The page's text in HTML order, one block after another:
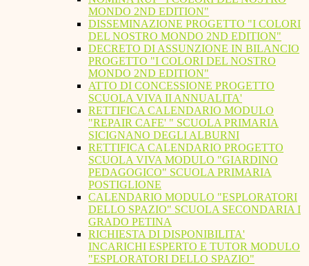
MONDO 2ND EDITION"
DISSEMINAZIONE PROGETTO "I COLORI
DEL NOSTRO MONDO 2ND EDITION"
DECRETO DI ASSUNZIONE IN BILANCIO
PROGETTO "I COLORI DEL NOSTRO
MONDO 2ND EDITION"
ATTO DI CONCESSIONE PROGETTO
SCUOLA VIVA II ANNUALITA'
RETTIFICA CALENDARIO MODULO
"REPAIR CAFE' " SCUOLA PRIMARIA
SICIGNANO DEGLI ALBURNI
RETTIFICA CALENDARIO PROGETTO
SCUOLA VIVA MODULO "GIARDINO
PEDAGOGICO" SCUOLA PRIMARIA
POSTIGLIONE
CALENDARIO MODULO "ESPLORATORI
DELLO SPAZIO" SCUOLA SECONDARIA I
GRADO PETINA
RICHIESTA DI DISPONIBILITA'
INCARICHI ESPERTO E TUTOR MODULO
"ESPLORATORI DELLO SPAZIO"